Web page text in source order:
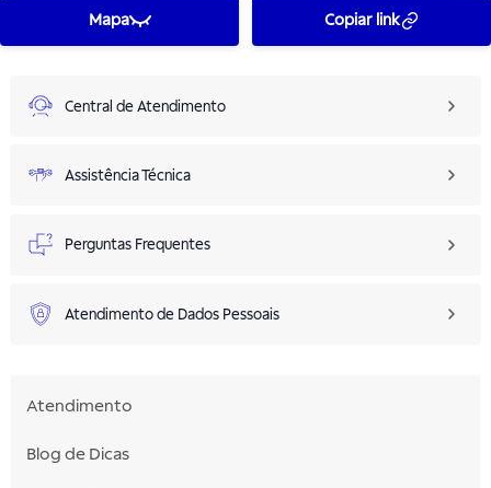
Mapa Copiar link
Central de Atendimento
Assistência Técnica
Perguntas Frequentes
Atendimento de Dados Pessoais
Atendimento
Blog de Dicas